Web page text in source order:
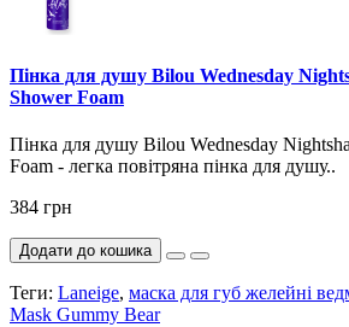
Пінка для душу Bilou Wednesday
Shower Foam
Пінка для душу Bilou Wednesday
Foam - легка повітряна пінка для душу..
384 грн
Додати до кошика
Теги: Laneige, маска для губ желейні
Mask Gummy Bear